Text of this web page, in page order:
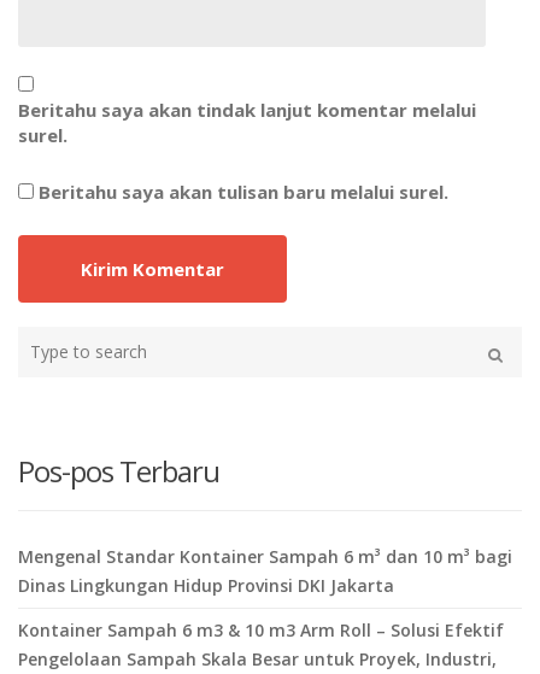
Beritahu saya akan tindak lanjut komentar melalui
surel.
Beritahu saya akan tulisan baru melalui surel.
your
Pos-pos Terbaru
Mengenal Standar Kontainer Sampah 6 m³ dan 10 m³ bagi
Dinas Lingkungan Hidup Provinsi DKI Jakarta
Kontainer Sampah 6 m3 & 10 m3 Arm Roll – Solusi Efektif
Pengelolaan Sampah Skala Besar untuk Proyek, Industri,